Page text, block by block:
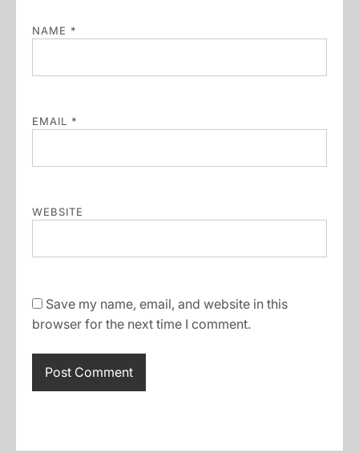
NAME *
EMAIL *
WEBSITE
Save my name, email, and website in this
browser for the next time I comment.